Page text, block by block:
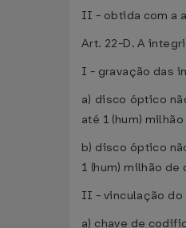
II - obtida com a
Art. 22-D. A
I - gravação das
a) disco óptico
até 1 (hum)
b) disco óptico
1 (hum) milhão
II - vinculação do
a) chave de